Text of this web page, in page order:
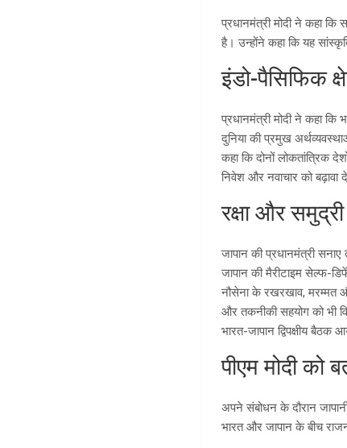
प्रधानमंत्री मोदी ने कहा कि
है। उन्होंने कहा कि यह
इंडो-पैसिफिक
प्रधानमंत्री मोदी ने कहा कि
दुनिया की प्रमुख
कहा कि दोनों लोकतांत्रिक
निवेश और नवाचार को
रक्षा और
जापान की प्रधानमंत्री
जापान की मैरीटाइम सेल्फ-
नौसेना के रखरखाव, मरम्मत
और तकनीकी सहयोग को भी
भारत-जापान द्विपक्षीय
पीएम मोदी को
अपने संबोधन के दौरान
भारत और जापान के बीच